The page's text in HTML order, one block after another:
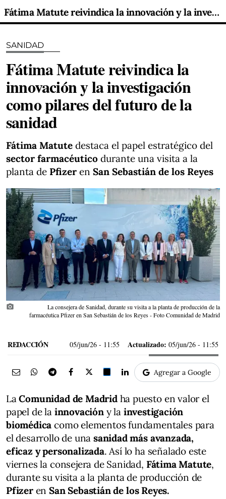
Fátima Matute reivindica la innovación y la investigación como pilares del futuro de la sanidad
SANIDAD
Fátima Matute reivindica la
innovación y la investigación
como pilares del futuro de la
sanidad
Fátima Matute destaca el papel estratégico del
sector farmacéutico durante una visita a la
planta de Pfizer en San Sebastián de los Reyes
photo_camera
La consejera de Sanidad, durante su visita a la planta de producción de la
farmacéutica Pfizer en San Sebastián de los Reyes - Foto Comunidad de Madrid
REDACCIÓN 05/jun/26 - 11:55 Actualizado: 05/jun/26 - 11:55
Agregar a Google
LaComunidad de Madridha puesto en valor el
papel de lainnovacióny la investigación
biomédica como elementos fundamentales para
el desarrollo de una sanidad más avanzada,
eficaz y personalizada. Así lo ha señalado este
viernes la consejera de Sanidad, Fátima Matute,
durante su visita a la planta de producción de
Pfizeren San Sebastián de los Reyes.